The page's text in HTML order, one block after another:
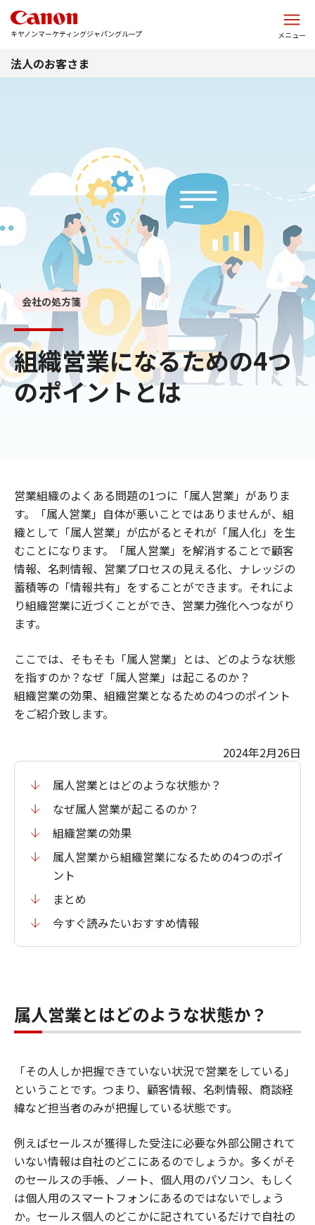
キヤノンマーケティングジャパングループ メニュー
法人のお客さま
組織営業になるための4つ
のポイントとは
会社の処方箋
営業組織のよくある問題の1つに「属人営業」がありま
す。「属人営業」自体が悪いことではありませんが、組
織として「属人営業」が広がるとそれが「属人化」を生
むことになります。「属人営業」を解消することで顧客
情報、名刺情報、営業プロセスの見える化、ナレッジの
蓄積等の「情報共有」をすることができます。それによ
り組織営業に近づくことができ、営業力強化へつながり
ます。
ここでは、そもそも「属人営業」とは、どのような状態
を指すのか？なぜ「属人営業」は起こるのか？
組織営業の効果、組織営業となるための4つのポイント
をご紹介致します。
2024年2月26日
属人営業とはどのような状態か？
なぜ属人営業が起こるのか？
組織営業の効果
属人営業から組織営業になるための4つのポイ
ント
まとめ
今すぐ読みたいおすすめ情報
属人営業とはどのような状態か？
「その人しか把握できていない状況で営業をしている」
ということです。つまり、顧客情報、名刺情報、商談経
緯など担当者のみが把握している状態です。
例えばセールスが獲得した受注に必要な外部公開されて
いない情報は自社のどこにあるのでしょうか。多くがそ
のセールスの手帳、ノート、個人用のパソコン、もしく
は個人用のスマートフォンにあるのではないでしょう
か。セールス個人のどこかに記されているだけで自社の